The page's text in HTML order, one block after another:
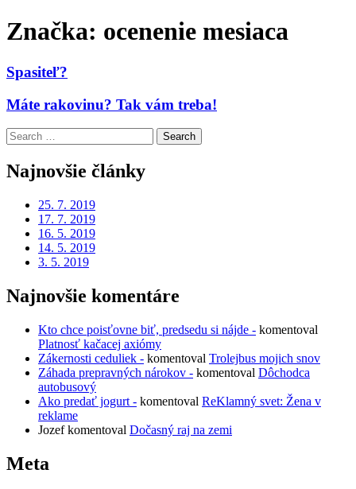
Značka: ocenenie mesiaca
Spasiteľ?
Máte rakovinu? Tak vám treba!
Search
for:
Najnovšie články
25. 7. 2019
17. 7. 2019
16. 5. 2019
14. 5. 2019
3. 5. 2019
Najnovšie komentáre
Kto chce poisťovne biť, predsedu si nájde - komentoval
Platnosť kačacej axiómy
Zákernosti ceduliek - komentoval Trolejbus mojich snov
Záhada prepravných nárokov - komentoval Dôchodca
autobusový
Ako predať jogurt - komentoval ReKlamný svet: Žena v
reklame
Jozefkomentoval Dočasný raj na zemi
Meta